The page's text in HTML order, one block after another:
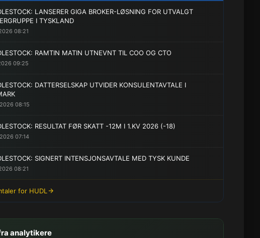
LANSERER GIGA BROKER-LØSNING FOR UTVALGT
I TYSKLAND
08:21
RAMTIN MATIN UTNEVNT TIL COO OG CTO
09:25
DATTERSELSKAP UTVIDER KONSULENTAVTALE I
08:15
RESULTAT FØR SKATT -12M I 1.KV 2026 (-18)
07:14
SIGNERT INTENSJONSAVTALE MED TYSK KUNDE
08:21
for HUDL
analytikere